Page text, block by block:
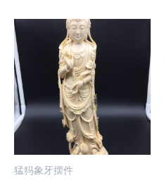
猛犸象牙摆件